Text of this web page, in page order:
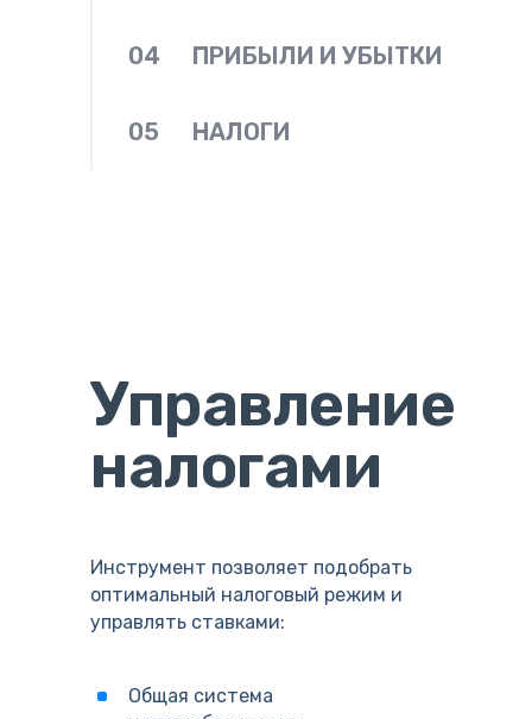
04 ПРИБЫЛИ И УБЫТКИ
05 НАЛОГИ
Управление
налогами
Инструмент позволяет подобрать
оптимальный налоговый режим и
управлять ставками:
Общая система